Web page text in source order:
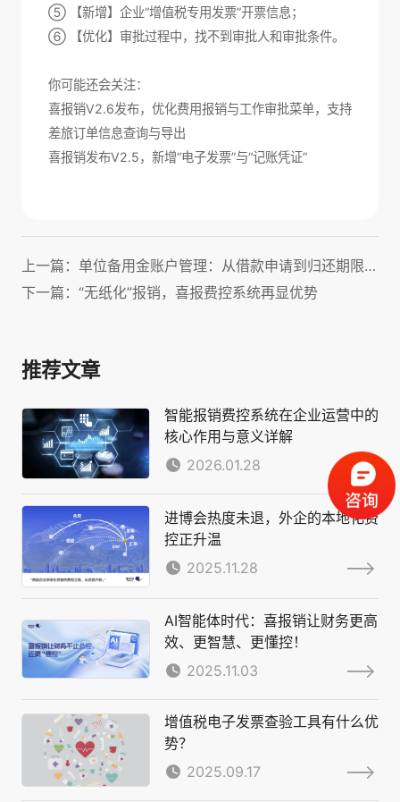
⑤ 【新增】企业“增值税专用发票”开票信息；
⑥ 【优化】审批过程中，找不到审批人和审批条件。
你可能还会关注：
喜报销V2.6发布，优化费用报销与工作审批菜单，支持
差旅订单信息查询与导出
喜报销发布V2.5，新增“电子发票”与“记账凭证”
上一篇：单位备用金账户管理：从借款申请到归还期限全面指南
下一篇：“无纸化”报销，喜报费控系统再显优势
推荐文章
智能报销费控系统在企业运营中的
核心作用与意义详解
2026.01.28
进博会热度未退，外企的本地化费
控正升温
2025.11.28
AI智能体时代：喜报销让财务更高
效、更智慧、更懂控！
2025.11.03
增值税电子发票查验工具有什么优
势？
2025.09.17